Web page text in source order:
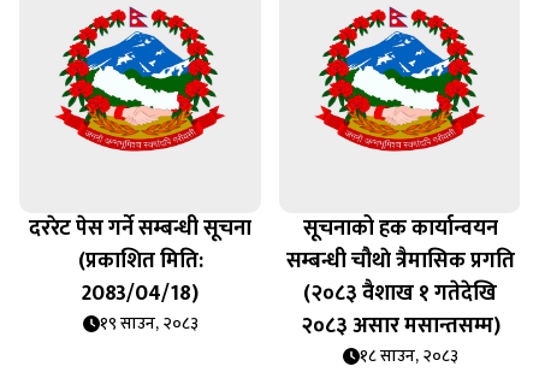
दररेट पेस गर्ने सम्बन्धी सूचना
(प्रकाशित मिति:
2083/04/18)
१९ साउन, २०८३
सूचनाको हक कार्यान्वयन
सम्बन्धी चौथाे त्रैमासिक प्रगति
(२०८३ वैशाख १ गतेदेखि
२०८३ असार मसान्तसम्म)
१८ साउन, २०८३